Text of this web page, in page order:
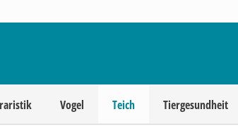
Vogel Teich Tiergesundheit